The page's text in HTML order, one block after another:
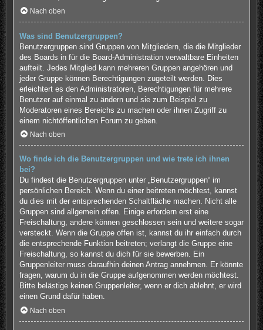
Nach oben
Was sind Benutzergruppen?
Benutzergruppen sind Gruppen von Mitgliedern, die die Mitglieder
des Boards in für die Board-Administration verwaltbare Einheiten
aufteilt. Jedes Mitglied kann mehreren Gruppen angehören und
jeder Gruppe können Berechtigungen zugeteilt werden. Dies
erleichtert es den Administratoren, Berechtigungen für mehrere
Benutzer auf einmal zu ändern und sie zum Beispiel zu
Moderatoren eines Bereichs zu machen oder ihnen Zugriff zu
einem nichtöffentlichen Forum zu geben.
Nach oben
Wo finde ich die Benutzergruppen und wie trete ich ihnen
bei?
Du findest die Benutzergruppen unter „Benutzergruppen“ im
persönlichen Bereich. Wenn du einer beitreten möchtest, kannst
du dies mit der entsprechenden Schaltfläche machen. Nicht alle
Gruppen sind allgemein offen. Einige erfordern erst eine
Freischaltung, andere können geschlossen sein und weitere sogar
versteckt. Wenn die Gruppe offen ist, kannst du ihr einfach durch
die entsprechende Funktion beitreten; verlangt die Gruppe eine
Freischaltung, so kannst du dich für sie bewerben. Ein
Gruppenleiter muss daraufhin deinen Antrag annehmen. Er könnte
fragen, warum du in die Gruppe aufgenommen werden möchtest.
Bitte belästige keinen Gruppenleiter, wenn er dich ablehnt, er wird
einen Grund dafür haben.
Nach oben